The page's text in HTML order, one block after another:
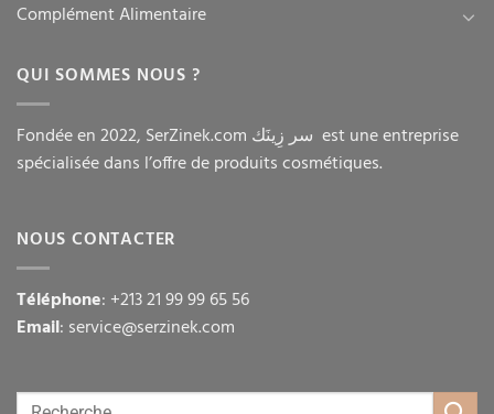
Complément Alimentaire
QUI SOMMES NOUS ?
Fondée en 2022, SerZinek.com سر زِينَك est une entreprise
spécialisée dans l’offre de produits cosmétiques.
NOUS CONTACTER
Téléphone: +213 21 99 99 65 56
Email: service@serzinek.com